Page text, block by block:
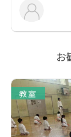
お
教室